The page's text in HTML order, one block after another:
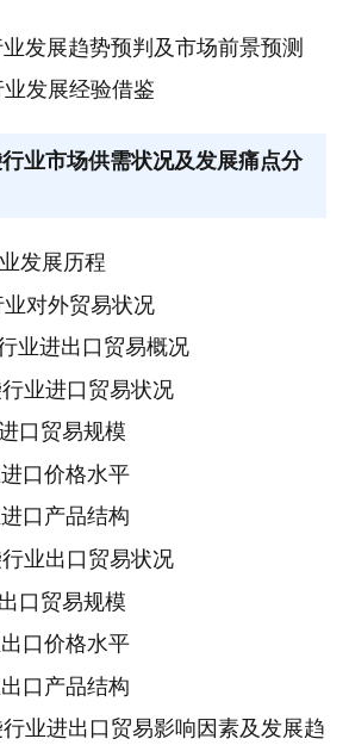
发展趋势预判及市场前景预测
发展经验借鉴
业市场供需状况及发展痛点分
发展历程
对外贸易状况
业进出口贸易概况
业进口贸易状况
口贸易规模
口价格水平
口产品结构
业出口贸易状况
口贸易规模
口价格水平
口产品结构
业进出口贸易影响因素及发展趋